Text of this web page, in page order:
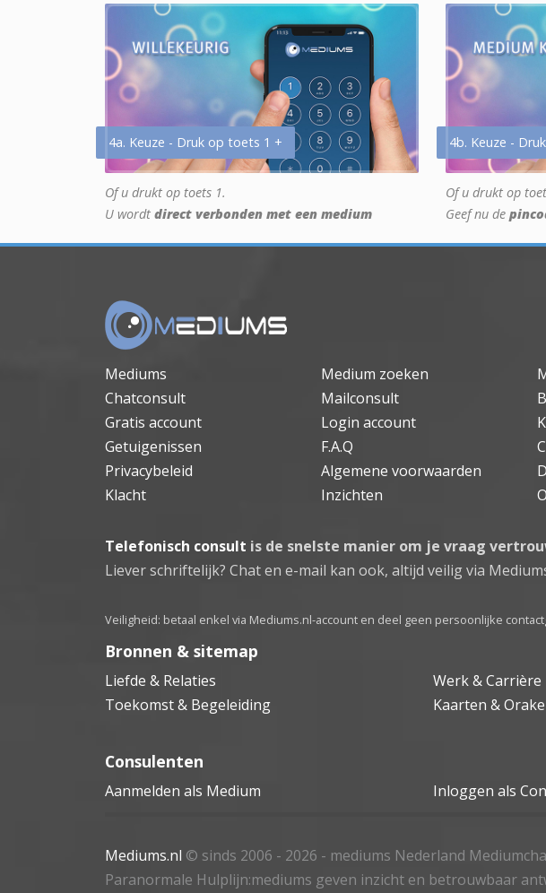
4a. Keuze - Druk op toets 1 +
Of u drukt op toets 1.
U wordt direct verbonden met een medium
4b. Keuze -
Of u drukt op
Geef nu de
Mediums Medium zoeken
Chatconsult
Mailconsult
Gratis account
Login account
Getuigenissen
F.A.Q
Privacybeleid
Algemene voorwaarden
Klacht
Inzichten
Telefonisch consult is de snelste manier om je vraag
Liever schriftelijk? Chat en e-mail kan ook, altijd veilig via
Veiligheid: betaal enkel via Mediums.nl-account en deel geen persoonlijke
Bronnen & sitemap
Liefde & Relaties Werk & Carrière
Toekomst & Begeleiding
Kaarten &
Consulenten
Aanmelden als Medium Inloggen als
Mediums.nl © sinds 2006 - 2026 - mediums Nederland
Paranormale Hulplijn:mediums geven inzicht en betrouwbaar